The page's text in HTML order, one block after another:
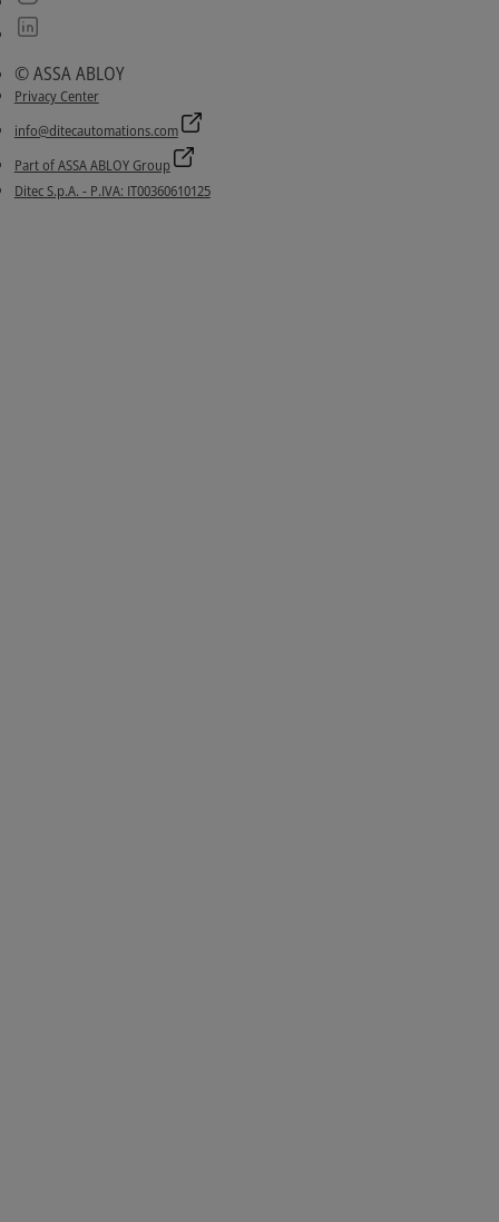
© ASSA ABLOY
Privacy Center
info@ditecautomations.com
Part of ASSA ABLOY Group
Ditec S.p.A. - P.IVA: IT00360610125